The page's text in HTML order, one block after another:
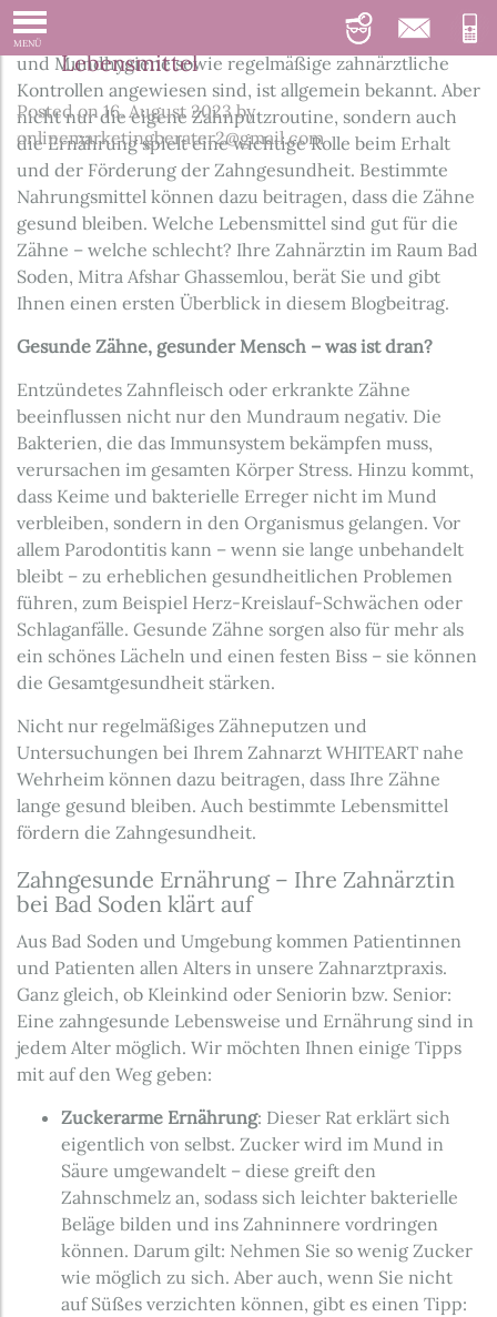
MENÜ
Lebensmittel
Lebensmittel für Mundgesundheit
Posted on16. August 2023by
onlinemarketingberater2@gmail.com
Dass gesunde Zähne auf eine konsequente Zahnpflege
und Mundhygiene sowie regelmäßige zahnärztliche
Kontrollen angewiesen sind, ist allgemein bekannt. Aber
nicht nur die eigene Zahnputzroutine, sondern auch
die Ernährung spielt eine wichtige Rolle beim Erhalt
und der Förderung der Zahngesundheit. Bestimmte
Nahrungsmittel können dazu beitragen, dass die Zähne
gesund bleiben. Welche Lebensmittel sind gut für die
Zähne – welche schlecht? Ihre Zahnärztin im Raum Bad
Soden, Mitra Afshar Ghassemlou, berät Sie und gibt
Ihnen einen ersten Überblick in diesem Blogbeitrag.
Gesunde Zähne, gesunder Mensch – was ist dran?
Entzündetes Zahnfleisch oder erkrankte Zähne
beeinflussen nicht nur den Mundraum negativ. Die
Bakterien, die das Immunsystem bekämpfen muss,
verursachen im gesamten Körper Stress. Hinzu kommt,
dass Keime und bakterielle Erreger nicht im Mund
verbleiben, sondern in den Organismus gelangen. Vor
allem Parodontitis kann – wenn sie lange unbehandelt
bleibt – zu erheblichen gesundheitlichen Problemen
führen, zum Beispiel Herz-Kreislauf-Schwächen oder
Schlaganfälle. Gesunde Zähne sorgen also für mehr als
ein schönes Lächeln und einen festen Biss – sie können
die Gesamtgesundheit stärken.
Nicht nur regelmäßiges Zähneputzen und
Untersuchungen bei Ihrem Zahnarzt WHITEART nahe
Wehrheim können dazu beitragen, dass Ihre Zähne
lange gesund bleiben. Auch bestimmte Lebensmittel
fördern die Zahngesundheit.
Zahngesunde Ernährung – Ihre Zahnärztin
bei Bad Soden klärt auf
Aus Bad Soden und Umgebung kommen Patientinnen
und Patienten allen Alters in unsere Zahnarztpraxis.
Ganz gleich, ob Kleinkind oder Seniorin bzw. Senior:
Eine zahngesunde Lebensweise und Ernährung sind in
jedem Alter möglich. Wir möchten Ihnen einige Tipps
mit auf den Weg geben:
Zuckerarme Ernährung: Dieser Rat erklärt sich
eigentlich von selbst. Zucker wird im Mund in
Säure umgewandelt – diese greift den
Zahnschmelz an, sodass sich leichter bakterielle
Beläge bilden und ins Zahninnere vordringen
können. Darum gilt: Nehmen Sie so wenig Zucker
wie möglich zu sich. Aber auch, wenn Sie nicht
auf Süßes verzichten können, gibt es einen Tipp: